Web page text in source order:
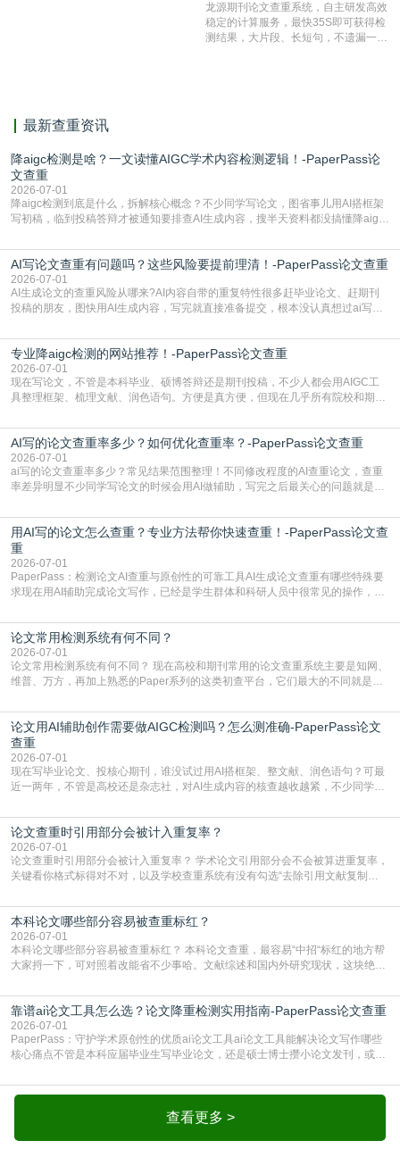
有相似的片段，该项技术检测速度快、
准确率高，市场反映良好。
龙源期刊论文查重系统，自主研发高效
稳定的计算服务，最快35S即可获得检
测结果，大片段、长短句，不遗漏一处
最新查重资讯
降aigc检测是啥？一文读懂AIGC学术内容检测逻辑！-PaperPass论
文查重
2026-07-01
降aigc检测到底是什么，拆解核心概念？不少同学写论文，图省事儿用AI搭框架
写初稿，临到投稿答辩才被通知要排查AI生成内容，搜半天资料都没搞懂降aigc
怕是已经入行的科研人员，不少人也搞不清降aigc检测是啥，对相关要求摸不
准。其实，降aigc检测是伴随AIGC工具在学术领域普及诞生的新需求，核心是为
了满足现在高校、期刊对AI生
AI写论文查重有问题吗？这些风险要提前理清！-PaperPass论文查重
2026-07-01
AI生成论文的查重风险从哪来?AI内容自带的重复特性很多赶毕业论文、赶期刊
投稿的朋友，图快用AI生成内容，写完就直接准备提交，根本没认真想过ai写论
自带不可忽视的查重风险。AI训练依赖海量公开的文本数据，生成内容本质是基
于训练数据的概率拼接，不是从零开始的原创创作。生成过程中，很容易复用已
有的高频公共表述，甚至直接拼接已经公开
专业降aigc检测的网站推荐！-PaperPass论文查重
2026-07-01
现在写论文，不管是本科毕业、硕博答辩还是期刊投稿，不少人都会用AIGC工
具整理框架、梳理文献、润色语句。方便是真方便，但现在几乎所有院校和期刊
五遍还是过不了预检测的大有人在，这时候，找到靠谱的降AIGC检测率的网
站，就能少走好多弯路。PaperPass：守护学术原创性的智能伙伴AIGC生成内
容的学术合规痛点去年帮一个本科师弟改
AI写的论文查重率多少？如何优化查重率？-PaperPass论文查重
2026-07-01
ai写的论文查重率多少？常见结果范围整理！不同修改程度的AI查重论文，查重
率差异明显不少同学写论文的时候会用AI做辅助，写完之后最关心的问题就是ai
实际情况和大家想的不太一样。AI训练依赖海量公开学术文献、网络内容，生成
内容本质是按照语义概率拼接已有内容，很容易和已发布的作品撞重复，甚至会
直接引用整段已有内容，所以查重率偏高是
用AI写的论文怎么查重？专业方法帮你快速查重！-PaperPass论文查
重
2026-07-01
PaperPass：检测论文AI查重与原创性的可靠工具AI生成论文查重有哪些特殊要
求现在用AI辅助完成论文写作，已经是学生群体和科研人员中很常见的操作，不
但很多人忽略了，AI生成的内容天生带有重复风险——训练AI的数据集本身就包
含大量已公开的学术内容、网络原创内容，AI输出内容时很容易无意识拼接出重
复片
论文常用检测系统有何不同？
2026-07-01
论文常用检测系统有何不同？ 现在高校和期刊常用的论文查重系统主要是知网、
维普、万方，再加上熟悉的Paper系列的这类初查平台，它们最大的不同就是数
查数值误导。知网（CNKI）是学校定稿检测的绝对主流。本科用PMLC，含大学
生联合比对库，能比历届学长论文，硕博用VIP/TMLC，含学术论文联合比对
库，期刊投稿用AMLMC/SML
论文用AI辅助创作需要做AIGC检测吗？怎么测准确-PaperPass论文
查重
2026-07-01
现在写毕业论文、投核心期刊，谁没试过用AI搭框架、整文献、润色语句？可最
近一两年，不管是高校还是杂志社，对AI生成内容的核查越收越紧，不少同学投
真的太亏。提前做AIGC检测，已经成了很多过来人交稿前必做的一步。为什么
AIGC检测成了论文答辩投稿前的必备项？可能还有不少人觉得，我就用AI搭了个
框架，内容都是自己写的，至于做AIG
论文查重时引用部分会被计入重复率？
2026-07-01
论文查重时引用部分会被计入重复率？ 学术论文引用部分会不会被算进重复率，
关键看你格式标得对不对，以及学校查重系统有没有勾选“去除引用文献复制
独占一行，每条文献用[1][2]方括号编号、与正文一一对应，著录项符合GB/T
7714（作者、题名、刊名、年、卷期、页码齐全，标点用半角）；查重系统识别
成功后通常把这段标为引用，
本科论文哪些部分容易被查重标红？
2026-07-01
本科论文哪些部分容易被查重标红？ 本科论文查重，最容易“中招“标红的地方帮
大家捋一下，可对照着改能省不少事哈。文献综述和国内外研究现状，这块绝对
乎一模一样的话，你要是直接复制百度百科、教材或别人写好的综述段落，系统
一抓一个准，整段飘红。研究背景、意义和方法描述也是不可避免，比如“本文采
用问卷调查法““运用SPSS软件进行数据分
靠谱ai论文工具怎么选？论文降重检测实用指南-PaperPass论文查重
2026-07-01
PaperPass：守护学术原创性的优质ai论文工具ai论文工具能解决论文写作哪些
核心痛点不管是本科应届毕业生写毕业论文，还是硕士博士攒小论文发刊，或是
自己逐句读逐句改，熬好几个大夜不说，还经常改不到点上，交上去才发现重复
率超标，再返工太折腾。现在有了成熟的ai论文工具，这些痛点基本都能高效解
决。靠谱的ai论文工具，不止能帮你梳查看更多 >